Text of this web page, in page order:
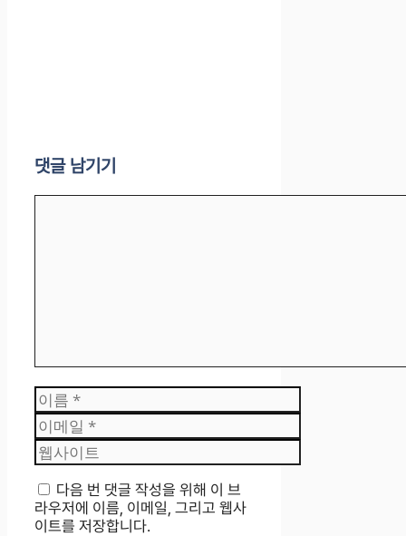
댓글 남기기
이
름
이
메
일
웹
사
이
트
다음 번 댓글 작성을 위해 이 브
라우저에 이름, 이메일, 그리고 웹사
이트를 저장합니다.